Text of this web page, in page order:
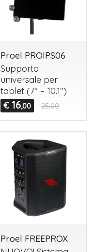
Proel PROIPS06
Supporto
universale per
tablet (7" – 10.1")
€ 16,00 25,00
Proel FREEPROX